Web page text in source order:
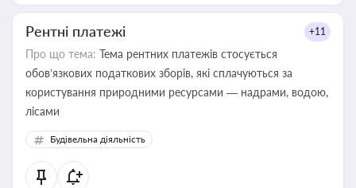
Рентні платежі +11
Про що тема: Тема рентних платежів стосується
обов’язкових податкових зборів, які сплачуються за
користування природними ресурсами — надрами, водою,
лісами
Будівельна діяльність